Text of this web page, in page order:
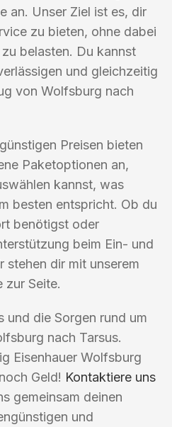
an. Unser Ziel ist es, dir
zu bieten, ohne dabei
belasten. Du kannst
und gleichzeitig
von Wolfsburg nach
Preisen bieten
Paketoptionen an,
kannst, was
besten entspricht. Ob du
benötigst oder
beim Ein- und
stehen dir mit unserem
zur Seite.
und die Sorgen rund um
nach Tarsus.
Eisenhauer Wolfsburg
Geld! Kontaktiere uns
gemeinsam deinen
und